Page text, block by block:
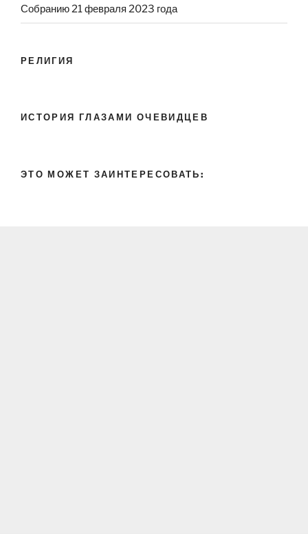
Собранию 21 февраля 2023 года
РЕЛИГИЯ
ИСТОРИЯ ГЛАЗАМИ ОЧЕВИДЦЕВ
ЭТО МОЖЕТ ЗАИНТЕРЕСОВАТЬ: